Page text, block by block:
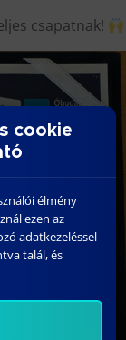
csapatnak!
cookie
élmény
ezen az
adatkezeléssel
talál, és